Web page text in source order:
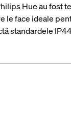
Hue au fost
le face ideale
standardele